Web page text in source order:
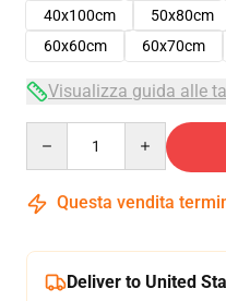
40x100cm
50x80cm
60x60cm
60x70cm
Visualizza guida alle
Questa vendita
Deliver to United